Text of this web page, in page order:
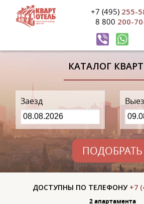
+7 (495) 255-
8 800 200-
КАТАЛОГ
Заезд
ПОДОБРАТЬ
ДОСТУПНЫ ПО ТЕЛЕФОНУ +7
2 апартаментa